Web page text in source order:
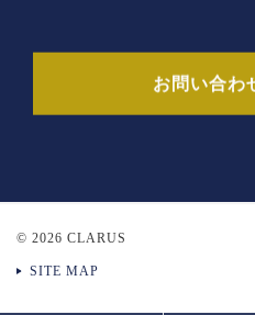
お問い合わ
© 2026 CLARUS
SITE MAP